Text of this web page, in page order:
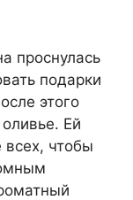
проснулась
подарки
этого
Ей
всех, чтобы